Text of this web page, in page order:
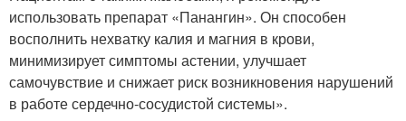
использовать препарат «Панангин». Он способен
восполнить нехватку калия и магния в крови,
минимизирует симптомы астении, улучшает
самочувствие и снижает риск возникновения нарушений
в работе сердечно-сосудистой системы».